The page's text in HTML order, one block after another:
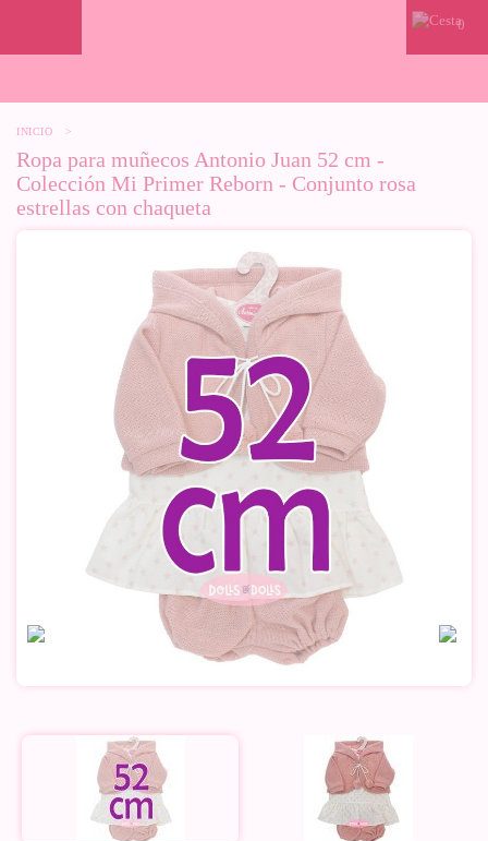
0
INICIO >
Ropa para muñecos Antonio Juan 52 cm -
Colección Mi Primer Reborn - Conjunto rosa
estrellas con chaqueta